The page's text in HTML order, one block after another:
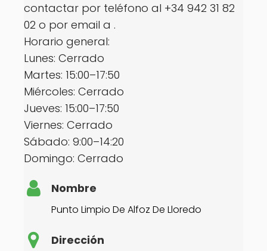
contactar por teléfono al +34 942 31 82
02 o por email a .
Horario general:
Lunes: Cerrado
Martes: 15:00–17:50
Miércoles: Cerrado
Jueves: 15:00–17:50
Viernes: Cerrado
Sábado: 9:00–14:20
Domingo: Cerrado
Nombre
Punto Limpio De Alfoz De Lloredo
Dirección